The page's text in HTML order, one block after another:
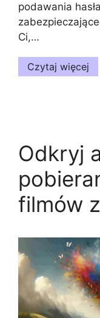
podawania
Ci,…
Czytaj więcej
Odkryj
filmów